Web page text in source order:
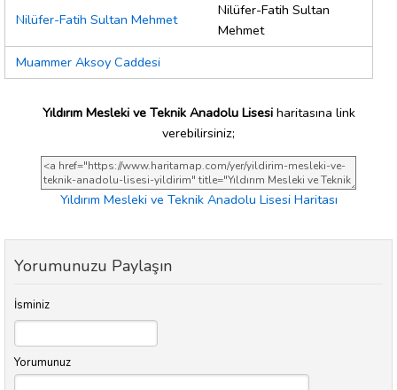
Nilüfer-Fatih Sultan Mehmet
Nilüfer-Fatih Sultan
Mehmet
Muammer Aksoy Caddesi
Yıldırım Mesleki ve Teknik Anadolu Lisesiharitasına link
verebilirsiniz;
Yıldırım Mesleki ve Teknik Anadolu Lisesi Haritası
Yorumunuzu Paylaşın
İsminiz
Yorumunuz